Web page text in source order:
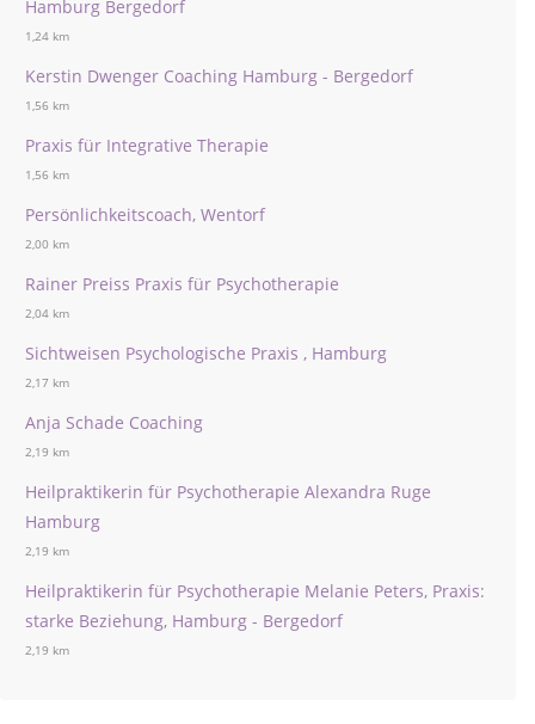
Hamburg Bergedorf
1,24 km
Kerstin Dwenger Coaching Hamburg - Bergedorf
1,56 km
Praxis für Integrative Therapie
1,56 km
Persönlichkeitscoach, Wentorf
2,00 km
Rainer Preiss Praxis für Psychotherapie
2,04 km
Sichtweisen Psychologische Praxis , Hamburg
2,17 km
Anja Schade Coaching
2,19 km
Heilpraktikerin für Psychotherapie Alexandra Ruge
Hamburg
2,19 km
Heilpraktikerin für Psychotherapie Melanie Peters, Praxis:
starke Beziehung, Hamburg - Bergedorf
2,19 km